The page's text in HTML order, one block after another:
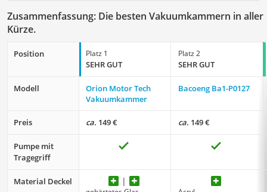
Zusammenfassung: Die besten Vakuumkammern in aller
Kürze.
Position Platz 1
SEHR GUT
Platz 2
SEHR GUT
Modell
Orion Motor Tech
Vakuumkammer
Bacoeng ‎Ba1-P0127
Preis ca. 149 € ca. 149 €
Pumpe mit
Tragegriff
Material Deckel